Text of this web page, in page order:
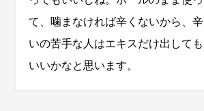
て、噛まなければ辛くないから、辛
いの苦手な人はエキスだけ出しても
いいかなと思います。